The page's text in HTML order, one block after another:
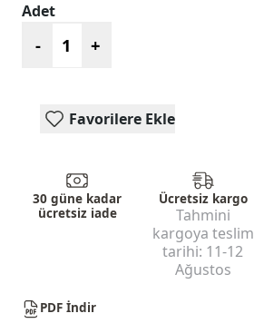
Adet
- +
Favorilere Ekle
30 güne kadar
ücretsiz iade
Ücretsiz kargo
Tahmini
kargoya teslim
tarihi: 11-12
Ağustos
PDF İndir